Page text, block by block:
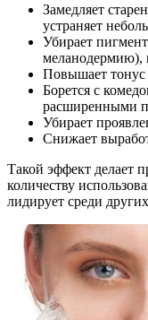
Замедляет
устраняет
Убирает
меланодермию),
Повышает тонус
Борется с
расширенными
Убирает
Снижает
Такой эффект делает
количеству
лидирует среди